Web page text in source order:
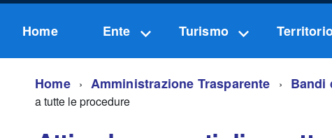
Home Ente Turismo
Home Amministrazione Trasparente Bandi
a tutte le procedure